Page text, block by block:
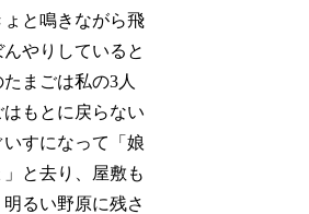
と鳴きながら飛
やりしていると
まごは私の3人
もとに戻らない
すになって「娘
と去り、屋敷も
るい野原に残さ